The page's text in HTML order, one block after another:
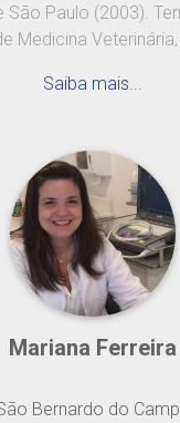
São Paulo (2003).
Medicina
Saiba mais...
Mariana Ferreira
Bernardo do